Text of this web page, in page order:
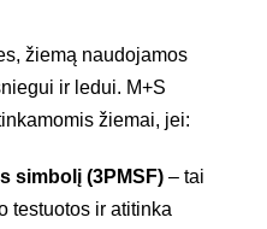
žiemą naudojamos
ir ledui. M+S
žiemai, jei:
simbolį (3PMSF) – tai
testuotos ir atitinka